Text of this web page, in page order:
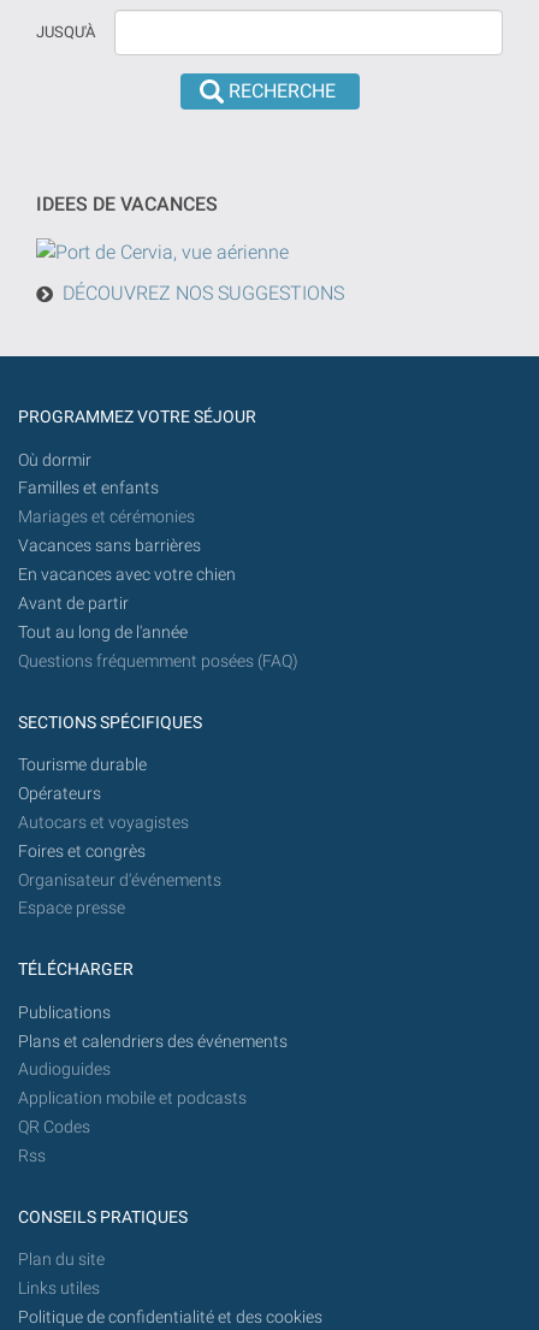
n'est
à
partir
d'aujourd'hui
à
être
JUSQU'À
IDEES DE VACANCES
DÉCOUVREZ NOS SUGGESTIONS
PROGRAMMEZ VOTRE SÉJOUR
Où dormir
Familles et enfants
Mariages et cérémonies
Vacances sans barrières
En vacances avec votre chien
Avant de partir
Tout au long de l'année
Questions fréquemment posées (FAQ)
SECTIONS SPÉCIFIQUES
Tourisme durable
Opérateurs
Autocars et voyagistes
Foires et congrès
Organisateur d'événements
Espace presse
TÉLÉCHARGER
Publications
Plans et calendriers des événements
Audioguides
Application mobile et podcasts
QR Codes
Rss
CONSEILS PRATIQUES
Plan du site
Links utiles
Politique de confidentialité et des cookies